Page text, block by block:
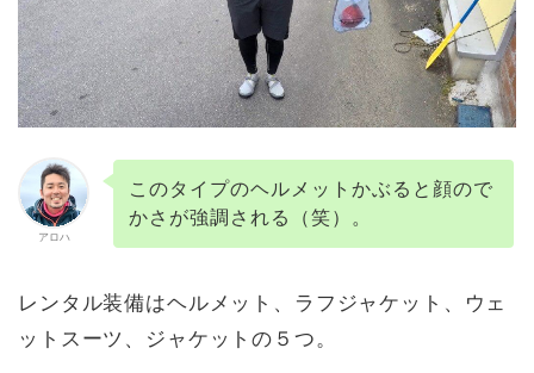
アロハ
このタイプのヘルメットかぶると顔ので
かさが強調される（笑）。
レンタル装備はヘルメット、ラフジャケット、ウェ
ットスーツ、ジャケットの５つ。